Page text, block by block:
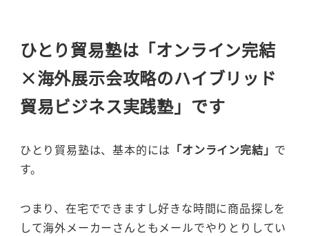
ひとり貿易塾は「オンライン完結
×海外展示会攻略のハイブリッド
貿易ビジネス実践塾」です
ひとり貿易塾は、基本的には 「オンライン完結」 で
す。
つまり、在宅でできますし好きな時間に商品探しを
して海外メーカーさんともメールでやりとりしてい